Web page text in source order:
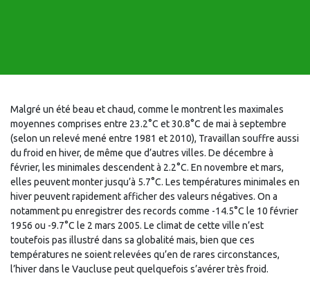
Malgré un été beau et chaud, comme le montrent les maximales
moyennes comprises entre 23.2°C et 30.8°C de mai à septembre
(selon un relevé mené entre 1981 et 2010), Travaillan souffre aussi
du froid en hiver, de même que d’autres villes. De décembre à
février, les minimales descendent à 2.2°C. En novembre et mars,
elles peuvent monter jusqu’à 5.7°C. Les températures minimales en
hiver peuvent rapidement afficher des valeurs négatives. On a
notamment pu enregistrer des records comme -14.5°C le 10 février
1956 ou -9.7°C le 2 mars 2005. Le climat de cette ville n’est
toutefois pas illustré dans sa globalité mais, bien que ces
températures ne soient relevées qu’en de rares circonstances,
l’hiver dans le Vaucluse peut quelquefois s’avérer très froid.